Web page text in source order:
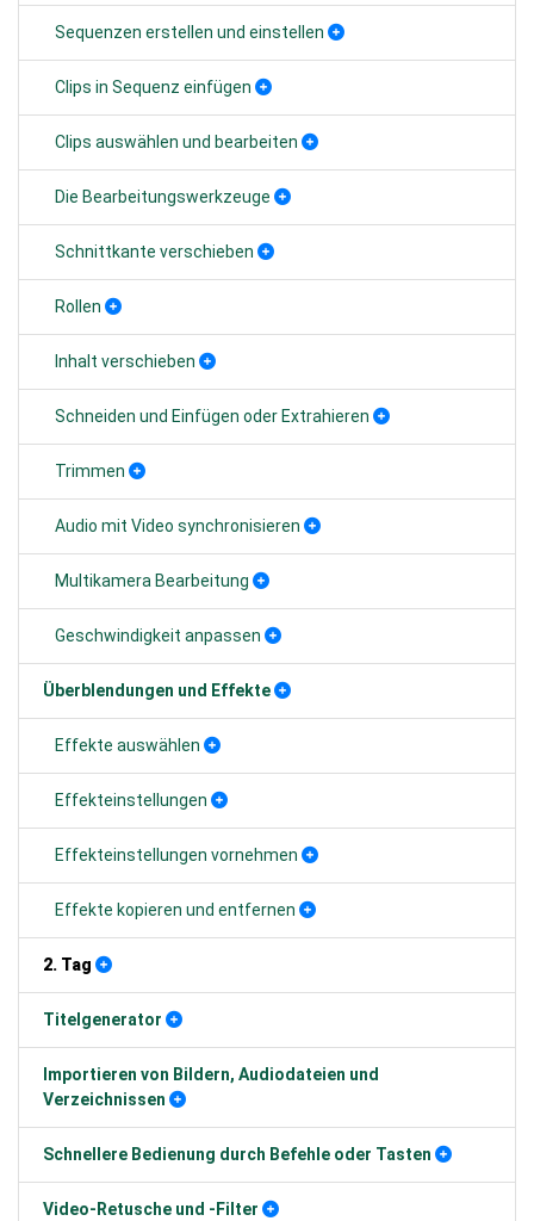
Sequenzen erstellen und einstellen
Clips in Sequenz einfügen
Clips auswählen und bearbeiten
Die Bearbeitungswerkzeuge
Schnittkante verschieben
Rollen
Inhalt verschieben
Schneiden und Einfügen oder Extrahieren
Trimmen
Audio mit Video synchronisieren
Multikamera Bearbeitung
Geschwindigkeit anpassen
Überblendungen und Effekte
Effekte auswählen
Effekteinstellungen
Effekteinstellungen vornehmen
Effekte kopieren und entfernen
2. Tag
Titelgenerator
Importieren von Bildern, Audiodateien und
Verzeichnissen
Schnellere Bedienung durch Befehle oder Tasten
Video-Retusche und -Filter